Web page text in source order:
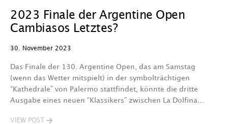
2023 Finale der Argentine Open
Cambiasos Letztes?
30. November 2023
Das Finale der 130. Argentine Open, das am Samstag
(wenn das Wetter mitspielt) in der symbolträchtigen
“Kathedrale” von Palermo stattfindet, könnte die dritte
Ausgabe eines neuen “Klassikers” zwischen La Dolfina…
VIEW POST